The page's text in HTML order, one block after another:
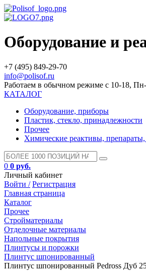
Оборудование и
+7 (495) 849-29-70
info@polisof.ru
Работаем в обычном режиме с 10-18,
КАТАЛОГ
Оборудование, приборы
Пластик, стекло, принадлежности
Прочее
Химические реактивы,
0 0 руб.
Личный кабинет
Войти / Регистрация
Главная страница
Каталог
Прочее
Стройматериалы
Отделочные материалы
Напольные покрытия
Плинтусы и порожки
Плинтус шпонированный
Плинтус шпонированный Pedross Дуб